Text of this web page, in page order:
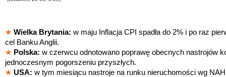
★ Wielka Brytania: w maju Inflacja CPI spadła do 2% i po raz
cel Banku Anglii.
★ Polska: w czerwcu odnotowano poprawę obecnych nastrojów
jednoczesnym pogorszeniu przyszłych.
★ USA: w tym miesiącu nastroje na runku nieruchomości wg